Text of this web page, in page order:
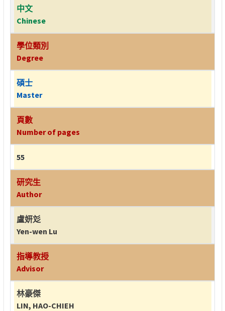
中文
Chinese
學位類別
Degree
碩士
Master
頁數
Number of pages
55
研究生
Author
盧妍彣
Yen-wen Lu
指導教授
Advisor
林豪傑
LIN, HAO-CHIEH